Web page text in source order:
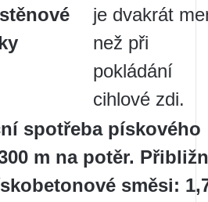
je dvakrát
než při
pokládání
cihlové zdi.
spotřeba pískového
m na potěr.
směsi: